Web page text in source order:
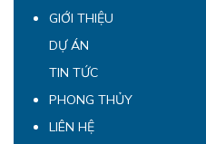
GIỚI THIỆU
DỰ ÁN
TIN TỨC
PHONG THỦY
LIÊN HỆ